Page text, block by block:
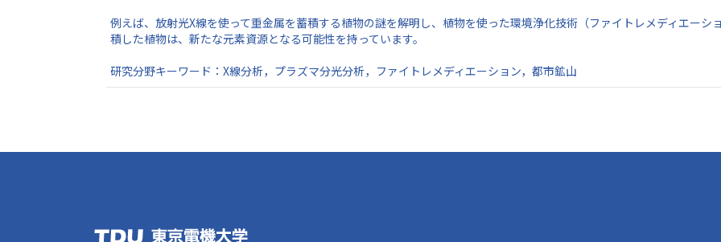
例えば、放射光X線を使って重金属を蓄積する植物の謎を解明し、植物を使った環境浄化技術（ファイトレメディエー
積した植物は、新たな元素資源となる可能性を持っています。
研究分野キーワード：X線分析，プラズマ分光分析，ファイトレメディエーション，都市鉱山